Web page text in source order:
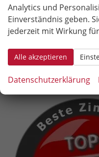
Volkswagen
Volvo
Analytics und
Einverständnis geben.
jederzeit mit Wirkung
Alle akzeptieren
Datenschutzerklärung